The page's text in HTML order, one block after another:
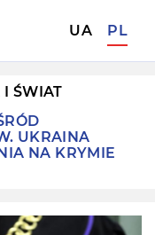
UA PL
I ŚWIAT
UKRAINA
NA KRYMIE